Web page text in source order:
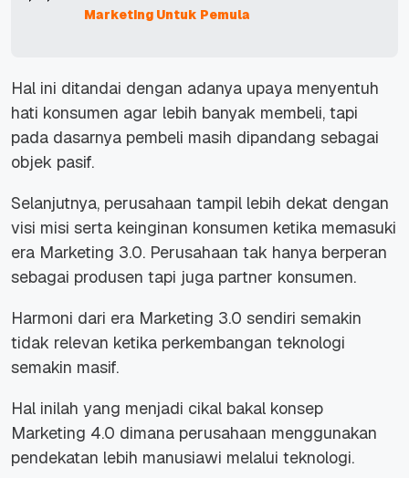
Marketing Untuk Pemula
Hal ini ditandai dengan adanya upaya menyentuh
hati konsumen agar lebih banyak membeli, tapi
pada dasarnya pembeli masih dipandang sebagai
objek pasif.
Selanjutnya, perusahaan tampil lebih dekat dengan
visi misi serta keinginan konsumen ketika memasuki
era Marketing 3.0. Perusahaan tak hanya berperan
sebagai produsen tapi juga partner konsumen.
Harmoni dari era Marketing 3.0 sendiri semakin
tidak relevan ketika perkembangan teknologi
semakin masif.
Hal inilah yang menjadi cikal bakal konsep
Marketing 4.0 dimana perusahaan menggunakan
pendekatan lebih manusiawi melalui teknologi.